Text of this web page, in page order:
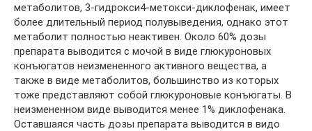
метаболитов, 3-гидрокси4-метокси-диклофенак, имеет
более длительный период полувыведения, однако этот
метаболит полностью неактивен. Около 60% дозы
препарата выводится с мочой в виде глюкуроновых
конъюгатов неизмененного активного вещества, а
также в виде метаболитов, большинство из которых
тоже представляют собой глюкуроновые конъюгаты. В
неизмененном виде выводится менее 1% диклофенака.
Оставшаяся часть дозы препарата выводится в видо